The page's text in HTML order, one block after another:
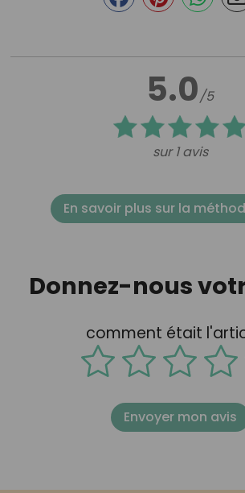
5.0/5
sur 1 avis
En savoir plus sur la
Donnez-nous
comment était
Envoyer mon avis